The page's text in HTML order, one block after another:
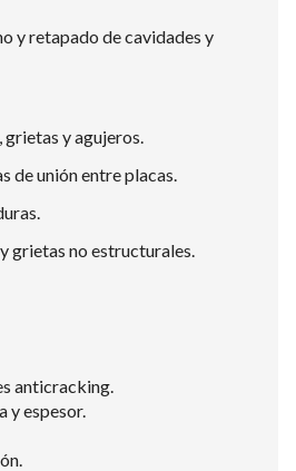
y retapado de cavidades y
grietas y agujeros.
de unión entre placas.
grietas no estructurales.
anticracking.
y espesor.